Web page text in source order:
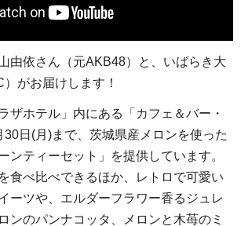
由依さん（元AKB48）と、いばらき大
がお届けします！
ザホテル」内にある「カフェ＆バー・
30日(月)まで、茨城県産メロンを使った
ンティーセット」を提供しています。
食べ比べできるほか、レトロで可愛い
ーツや、エルダーフラワー香るジュレ
ンのパンナコッタ、メロンと木苺のミ